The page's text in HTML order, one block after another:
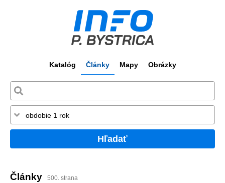
Katalóg Články Mapy Obrázky
Hľadať
Články 500. strana